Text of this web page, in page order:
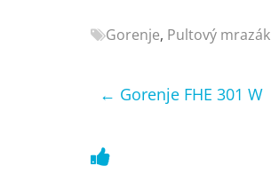
pračky,
mobilní
bazény
Gorenje, Pultový mrazák
← Gorenje FHE 301 W